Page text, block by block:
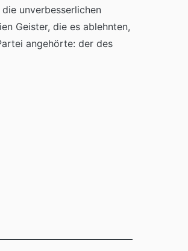
unverbesserlichen
Geister, die es ablehnten,
angehörte: der des